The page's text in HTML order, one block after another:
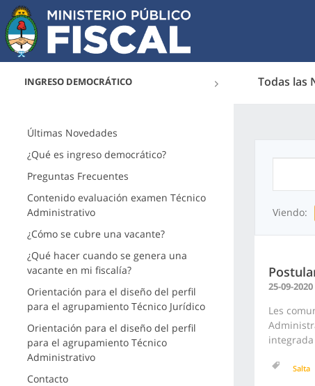
INGRESO DEMOCRÁTICO Todas las
Últimas Novedades
¿Qué es ingreso democrático?
Preguntas Frecuentes
Contenido evaluación examen Técnico
Administrativo
¿Cómo se cubre una vacante?
¿Qué hacer cuando se genera una
vacante en mi fiscalía?
Orientación para el diseño del perfil
para el agrupamiento Técnico Jurídico
Orientación para el diseño del perfil
para el agrupamiento Técnico
Administrativo
Contacto
Viendo:
25-09-2020
Les
Salta